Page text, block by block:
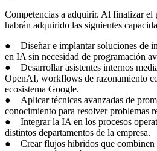
Competencias a adquirir. Al finalizar el
habrán adquirido las siguientes
● Diseñar e implantar soluciones de
en IA sin necesidad de programación
● Desarrollar asistentes internos
OpenAI, workflows de razonamiento
ecosistema Google.
● Aplicar técnicas avanzadas de
conocimiento para resolver problemas
● Integrar la IA en los procesos
distintos departamentos de la empresa.
● Crear flujos híbridos que combinen